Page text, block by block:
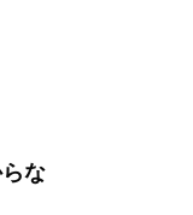
な